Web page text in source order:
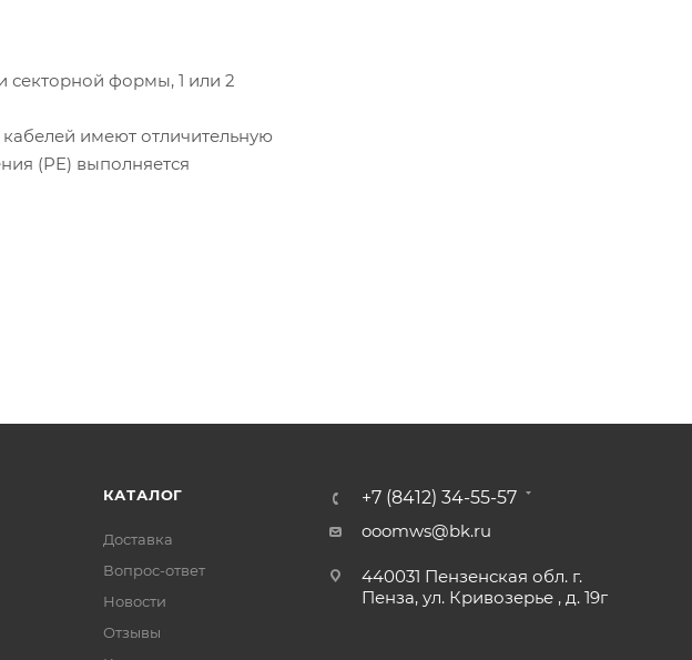
формы, 1 или 2
имеют отличительную
(PE) выполняется
КАТАЛОГ
Доставка
Вопрос-ответ
Новости
Отзывы
+7 (8412) 34-55-57
ooomws@bk.ru
440031 Пензенская обл. г.
Пенза, ул. Кривозерье , д. 19г